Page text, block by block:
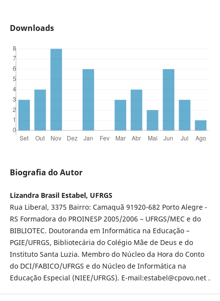
Downloads
Biografia do Autor
Lizandra Brasil Estabel, UFRGS
Rua Liberal, 3375 Bairro: Camaquã 91920-682 Porto Alegre -
RS Formadora do PROINESP 2005/2006 – UFRGS/MEC e do
BIBLIOTEC. Doutoranda em Informática na Educação –
PGIE/UFRGS, Bibliotecária do Colégio Mãe de Deus e do
Instituto Santa Luzia. Membro do Núcleo da Hora do Conto
do DCI/FABICO/UFRGS e do Núcleo de Informática na
Educação Especial (NIEE/UFRGS). E-mail:estabel@cpovo.net .